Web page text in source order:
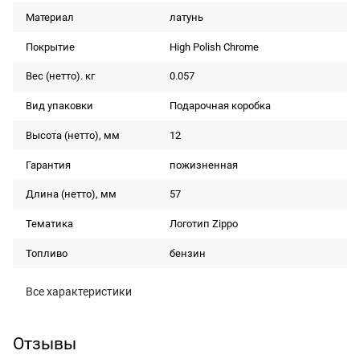
Материал латунь
Покрытие High Polish Chrome
Вес (нетто). кг 0.057
Вид упаковки Подарочная коробка
Высота (нетто), мм 12
Гарантия пожизненная
Длина (нетто), мм 57
Тематика Логотип Zippo
Топливо бензин
Все характеристики
Отзывы